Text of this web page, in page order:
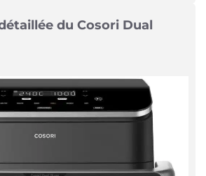
du Cosori Dual